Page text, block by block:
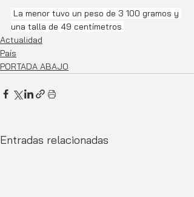
La menor tuvo un peso de 3 100 gramos y
una talla de 49 centímetros.
Actualidad
País
PORTADA ABAJO
Entradas relacionadas